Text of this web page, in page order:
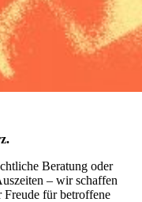
Beratung oder
– wir schaffen
für betroffene